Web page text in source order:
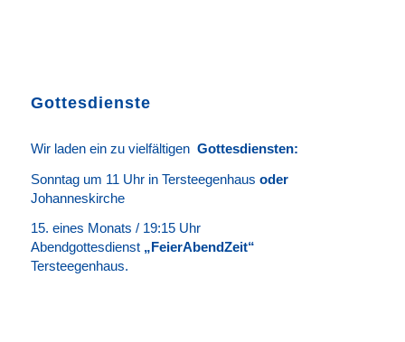
Gottesdienste
Wir laden ein zu vielfältigen Gottesdiensten:
Sonntag um 11 Uhr in Tersteegenhaus oder
Johanneskirche
15. eines Monats / 19:15 Uhr
Abendgottesdienst„FeierAbendZeit“
Tersteegenhaus.